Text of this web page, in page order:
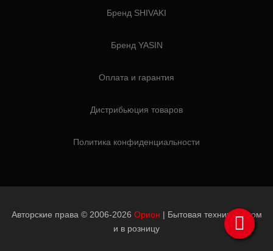
Бренд SHIVAKI
Бренд YASIN
Оплата и гарантия
Дистрибьюция товаров
Политика конфиденциальности
Авторские права © 2006-2026 Орион | Бытовая техника оптом
и в розницу